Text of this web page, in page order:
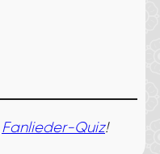
Fanlieder-Quiz!